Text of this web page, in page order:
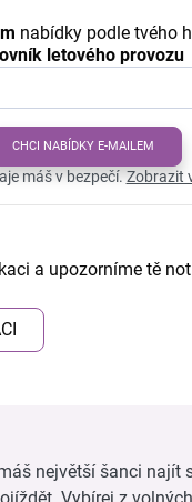
nabídky podle tvého
letového provozu
CHCI NABÍDKY E-MAILEM
máš v bezpečí.Zobrazit
a upozorníme tě
největší šanci najít
Vybírej z